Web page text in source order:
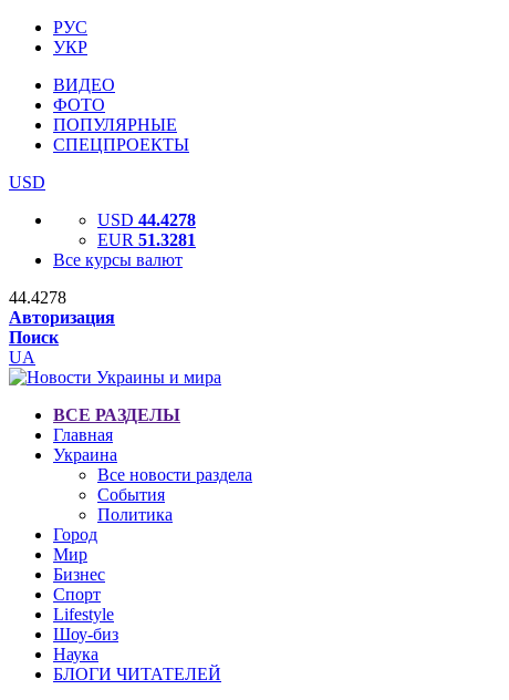
РУС
УКР
ВИДЕО
ФОТО
ПОПУЛЯРНЫЕ
СПЕЦПРОЕКТЫ
USD
USD 44.4278
EUR 51.3281
Все курсы валют
44.4278
Авторизация
Поиск
UA
ВСЕ РАЗДЕЛЫ
Главная
Украина
Все новости раздела
События
Политика
Город
Мир
Бизнес
Спорт
Lifestyle
Шоу-биз
Наука
БЛОГИ ЧИТАТЕЛЕЙ